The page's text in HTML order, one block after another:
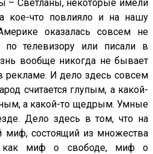
– Светланы, некоторые имели
а кое-что повлияло и на нашу
оказалась совсем не
по телевизору или писали в
вообще никогда не бывает
рекламе. И дело здесь совсем
считается глупым, а какой-
а какой-то щедрым. Умные
Дело здесь в том, что на
миф, состоящий из множества
как миф о свободе, миф о